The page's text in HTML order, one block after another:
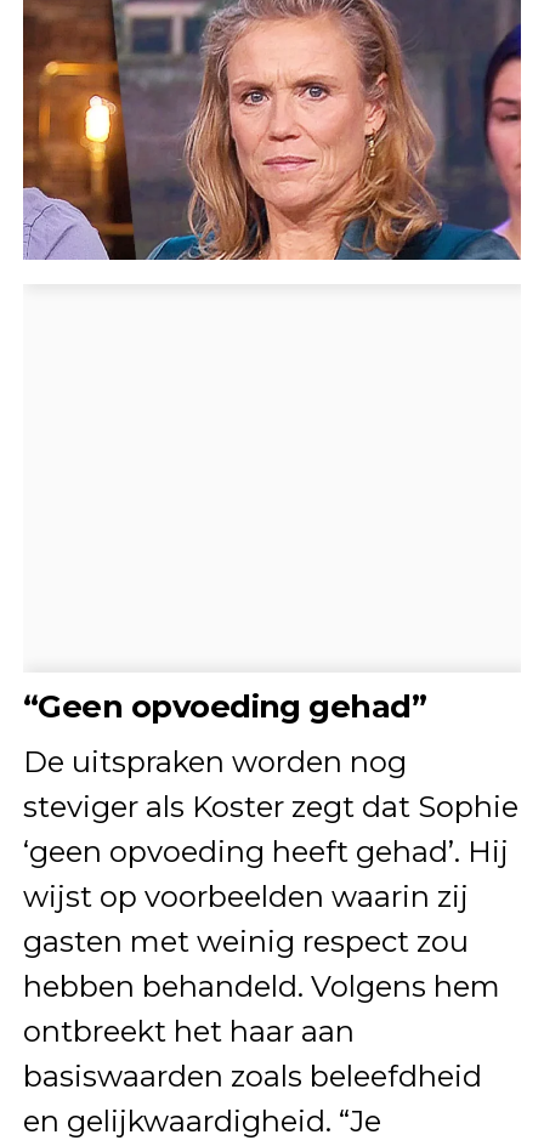
“Geen opvoeding gehad”
De uitspraken worden nog
steviger als Koster zegt dat Sophie
‘geen opvoeding heeft gehad’. Hij
wijst op voorbeelden waarin zij
gasten met weinig respect zou
hebben behandeld. Volgens hem
ontbreekt het haar aan
basiswaarden zoals beleefdheid
en gelijkwaardigheid. “Je